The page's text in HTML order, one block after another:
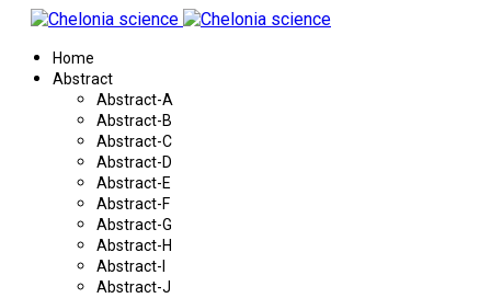
Home
Abstract
Abstract-A
Abstract-B
Abstract-C
Abstract-D
Abstract-E
Abstract-F
Abstract-G
Abstract-H
Abstract-I
Abstract-J